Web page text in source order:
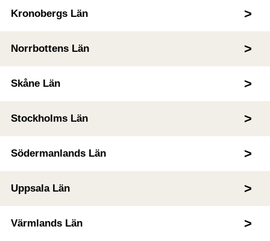
Kronobergs Län
Norrbottens Län
Skåne Län
Stockholms Län
Södermanlands Län
Uppsala Län
Värmlands Län